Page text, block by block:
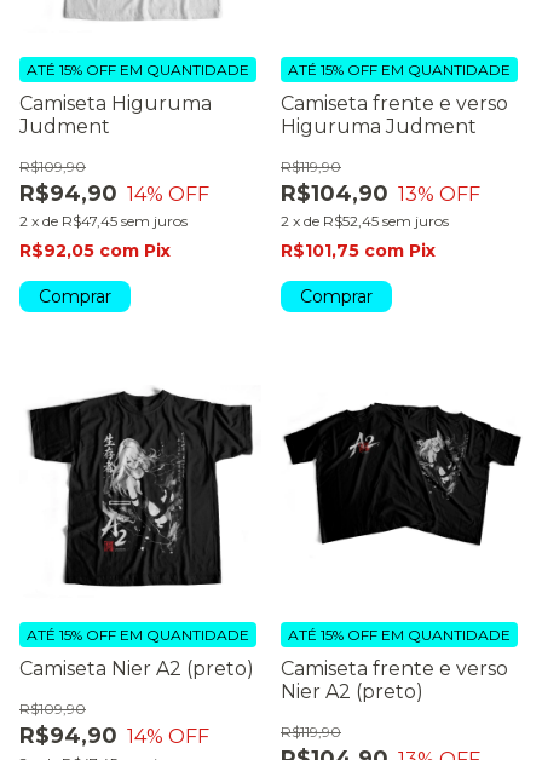
Camiseta Higuruma
Judment
R$94,90
R$109,90
14% OFF
2 x de R$47,45 sem juros
ATÉ 15% OFF EM QUANTIDADE
R$92,05 com Pix
Comprar
Camiseta frente e verso
Higuruma Judment
R$104,90
R$119,90
13% OFF
2 x de R$52,45 sem juros
ATÉ 15% OFF EM QUANTIDADE
R$101,75 com Pix
Comprar
Camiseta Nier A2 (preto)
R$94,90
R$109,90
14% OFF
ATÉ 15% OFF EM QUANTIDADE
Camiseta frente e verso
Nier A2 (preto)
R$119,90
ATÉ 15% OFF EM QUANTIDADE